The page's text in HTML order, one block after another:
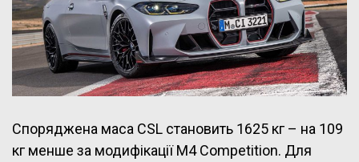
Споряджена маса CSL становить 1625 кг – на 109
кг менше за модифікації M4 Competition. Для